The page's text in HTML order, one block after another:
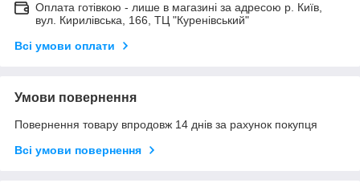
Оплата готівкою - лише в магазині за адресою р. Київ,
вул. Кирилівська, 166, ТЦ "Куренівський"
Всі умови оплати
Умови повернення
Повернення товару впродовж 14 днів за рахунок покупця
Всі умови повернення